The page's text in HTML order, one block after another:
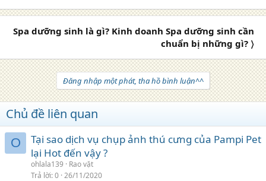
Spa dưỡng sinh là gì? Kinh doanh Spa dưỡng sinh cần
chuẩn bị những gì? 〉
Đăng nhập một phát, tha hồ bình luận^^
Chủ đề liên quan
O
Tại sao dịch vụ chụp ảnh thú cưng của Pampi Pet
lại Hot đến vậy ?
ohlala139
Rao vặt
Trả lời 0 26/11/2020